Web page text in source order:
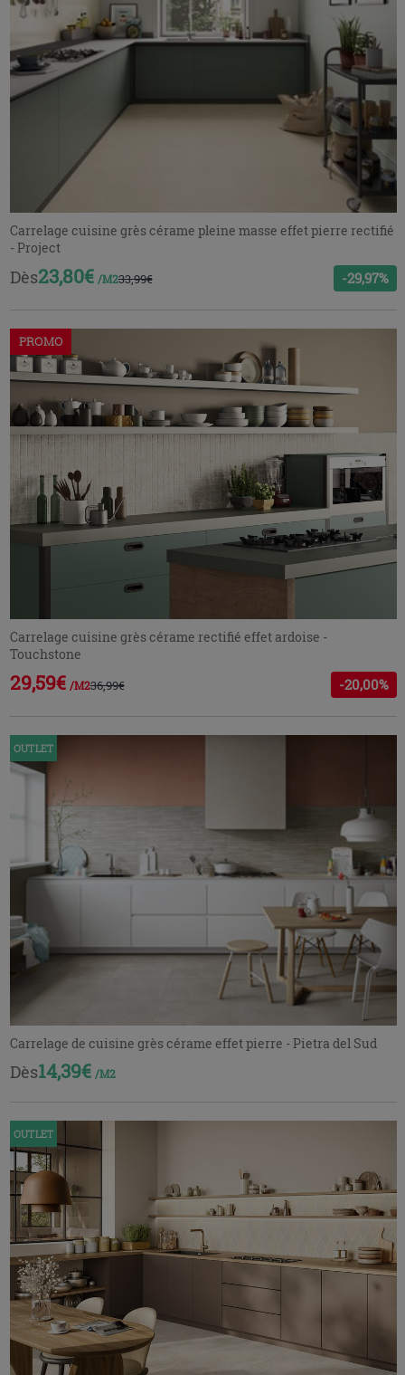
Carrelage cuisine grès cérame pleine masse effet pierre rectifié
- Project
Dès23,80€ /M233,99€ -29,97%
PROMO
Carrelage cuisine grès cérame rectifié effet ardoise -
Touchstone
29,59€ /M236,99€ -20,00%
OUTLET
Carrelage de cuisine grès cérame effet pierre - Pietra del Sud
Dès14,39€ /M2
OUTLET